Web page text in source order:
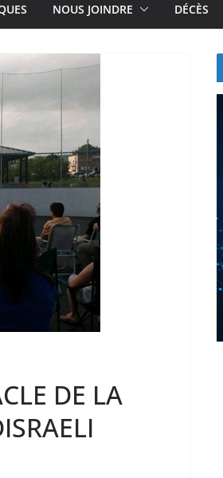
NOUS JOINDRE DÉCÈS
DE LA